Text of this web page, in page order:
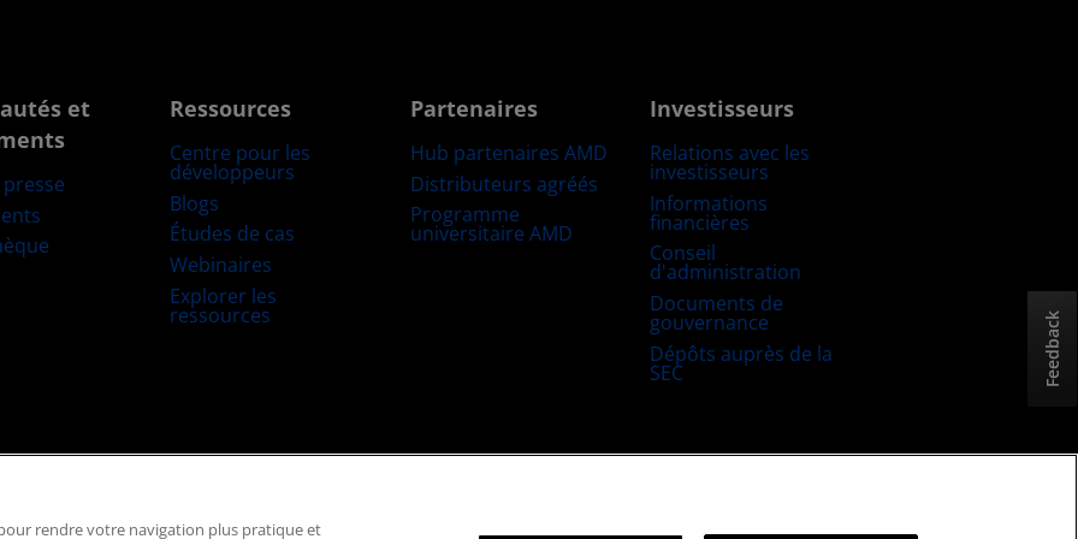
et
presse
Ressources
Centre pour les
développeurs
Blogs
Études de cas
Webinaires
Explorer les
ressources
Partenaires
Hub partenaires AMD
Distributeurs agréés
Programme
universitaire AMD
Investisseurs
Relations avec les
investisseurs
Informations
financières
Conseil
d'administration
Documents de
gouvernance
Dépôts auprès de la
SEC
Politique relative aux cookies
Paramètres des cookies
Feedback
rendre votre navigation plus pratique et